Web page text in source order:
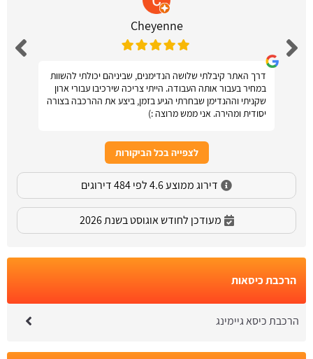
Cheyenne
דרך האתר קיבלתי שלושה הנדימנים, שביניהם יכולתי להשוות
במחיר בעבור אותה העבודה. הייתי צריכה שירכיבו עבורי ארון
שקניתי וההנדימן שבחרתי הגיע בזמן, ביצע את ההרכבה בצורה
יסודית ומהירה. אני ממש מרוצה :)
לצפייה בכל הביקורות
דירוג ממוצע 4.6 לפי 484 דירוגים
מעודכן לחודש אוגוסט בשנת 2026
הרכבת כיסאות
הרכבת כיסא גיימינג